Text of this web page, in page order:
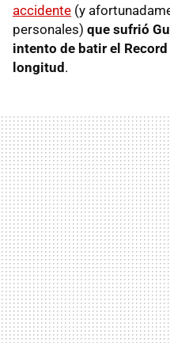
accidente (y
personales) que sufrió
intento de batir el
longitud.